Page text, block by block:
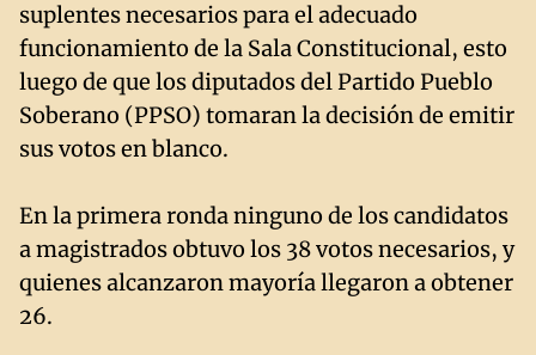
suplentes necesarios para el adecuado
funcionamiento de la Sala Constitucional, esto
luego de que los diputados del Partido Pueblo
Soberano (PPSO) tomaran la decisión de emitir
sus votos en blanco.
En la primera ronda ninguno de los candidatos
a magistrados obtuvo los 38 votos necesarios, y
quienes alcanzaron mayoría llegaron a obtener
26.